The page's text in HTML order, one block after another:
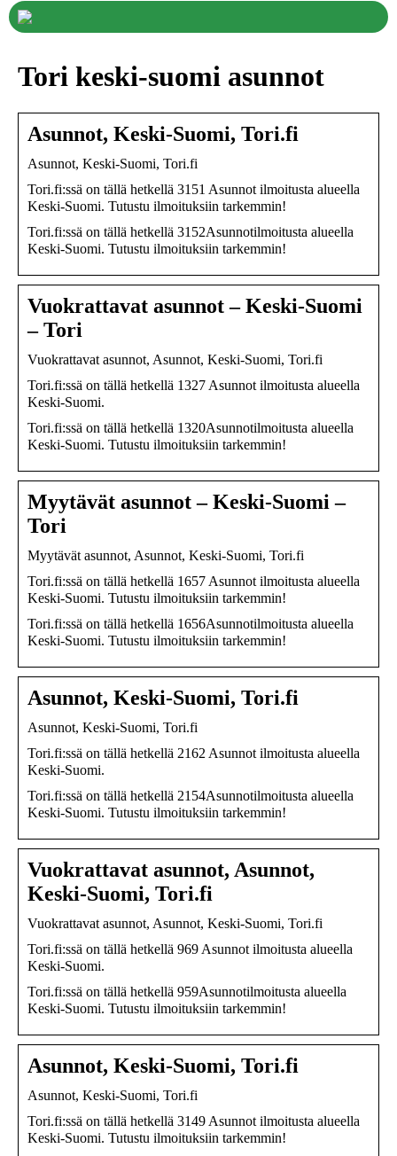
Tori keski-suomi asunnot
Asunnot, Keski-Suomi, Tori.fi
Asunnot, Keski-Suomi, Tori.fi
Tori.fi:ssä on tällä hetkellä 3151 Asunnot ilmoitusta alueella
Keski-Suomi. Tutustu ilmoituksiin tarkemmin!
Tori.fi:ssä on tällä hetkellä 3152Asunnotilmoitusta alueella
Keski-Suomi. Tutustu ilmoituksiin tarkemmin!
Vuokrattavat asunnot – Keski-Suomi
– Tori
Vuokrattavat asunnot, Asunnot, Keski-Suomi, Tori.fi
Tori.fi:ssä on tällä hetkellä 1327 Asunnot ilmoitusta alueella
Keski-Suomi.
Tori.fi:ssä on tällä hetkellä 1320Asunnotilmoitusta alueella
Keski-Suomi. Tutustu ilmoituksiin tarkemmin!
Myytävät asunnot – Keski-Suomi –
Tori
Myytävät asunnot, Asunnot, Keski-Suomi, Tori.fi
Tori.fi:ssä on tällä hetkellä 1657 Asunnot ilmoitusta alueella
Keski-Suomi. Tutustu ilmoituksiin tarkemmin!
Tori.fi:ssä on tällä hetkellä 1656Asunnotilmoitusta alueella
Keski-Suomi. Tutustu ilmoituksiin tarkemmin!
Asunnot, Keski-Suomi, Tori.fi
Asunnot, Keski-Suomi, Tori.fi
Tori.fi:ssä on tällä hetkellä 2162 Asunnot ilmoitusta alueella
Keski-Suomi.
Tori.fi:ssä on tällä hetkellä 2154Asunnotilmoitusta alueella
Keski-Suomi. Tutustu ilmoituksiin tarkemmin!
Vuokrattavat asunnot, Asunnot,
Keski-Suomi, Tori.fi
Vuokrattavat asunnot, Asunnot, Keski-Suomi, Tori.fi
Tori.fi:ssä on tällä hetkellä 969 Asunnot ilmoitusta alueella
Keski-Suomi.
Tori.fi:ssä on tällä hetkellä 959Asunnotilmoitusta alueella
Keski-Suomi. Tutustu ilmoituksiin tarkemmin!
Asunnot, Keski-Suomi, Tori.fi
Asunnot, Keski-Suomi, Tori.fi
Tori.fi:ssä on tällä hetkellä 3149 Asunnot ilmoitusta alueella
Keski-Suomi. Tutustu ilmoituksiin tarkemmin!